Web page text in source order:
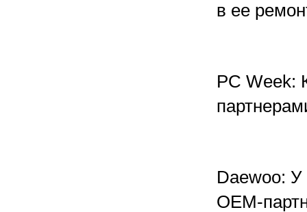
в ее
PC Week:
Daewoo: У
OEM-